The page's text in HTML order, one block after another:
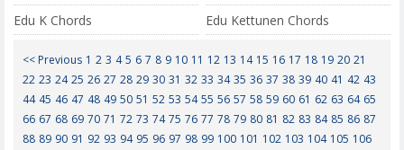
Edu K Chords
Edu Kettunen Chords
<< Previous 1 2 3 4 5 6 7 8 9 10 11 12 13 14 15 16 17 18 19 20 21
22 23 24 25 26 27 28 29 30 31 32 33 34 35 36 37 38 39 40 41 42 43
44 45 46 47 48 49 50 51 52 53 54 55 56 57 58 59 60 61 62 63 64 65
66 67 68 69 70 71 72 73 74 75 76 77 78 79 80 81 82 83 84 85 86 87
88 89 90 91 92 93 94 95 96 97 98 99 100 101 102 103 104 105 106